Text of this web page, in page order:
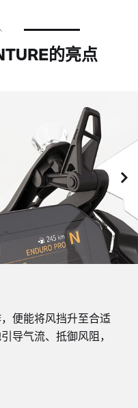
的亮点
便能将风挡升至合适
导气流、抵御风阻，